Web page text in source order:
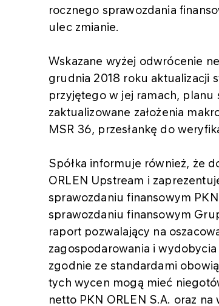
rocznego sprawozdania
ulec zmianie.
Wskazane wyżej odwrócenie
grudnia 2018 roku aktualizacji
przyjętego w jej ramach,
zaktualizowane założenia
MSR 36, przesłankę do
Spółka informuje również, że
ORLEN Upstream i
sprawozdaniu finansowym
sprawozdaniu finansowym
raport pozwalający na
zagospodarowania i
zgodnie ze standardami
tych wycen mogą mieć
netto PKN ORLEN S.A. oraz